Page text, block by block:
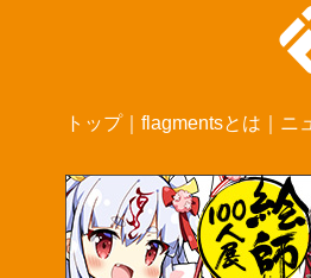
トップ｜ flagmentsとは ニ